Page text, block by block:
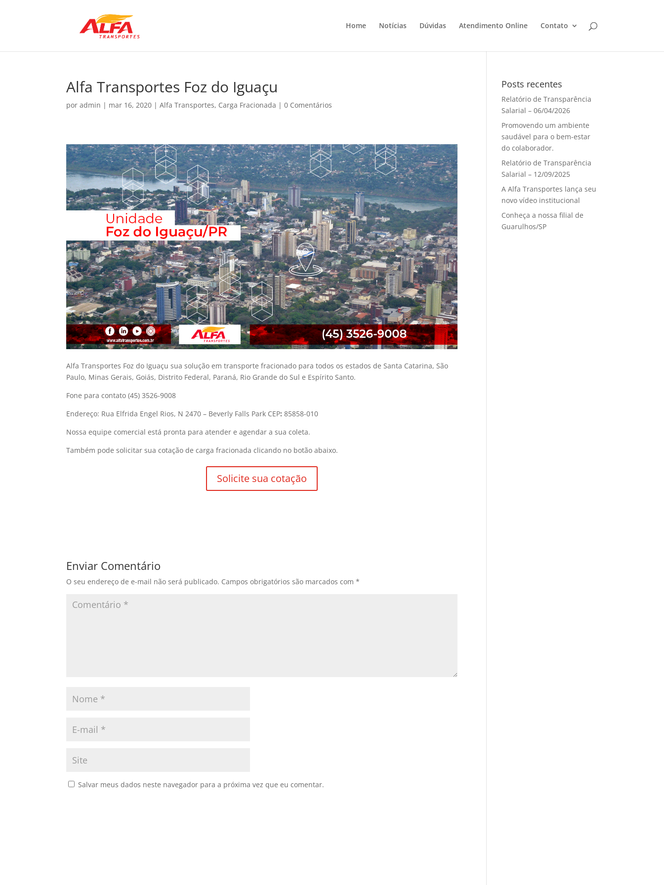
Home Notícias Dúvidas Atendimento Online Contato
Alfa Transportes Foz do Iguaçu
poradmin | mar 16, 2020 |Alfa Transportes, Carga Fracionada |0 Comentários
Alfa Transportes Foz do Iguaçu sua solução em transporte fracionado para todos os estados de Santa Catarina, São
Paulo, Minas Gerais, Goiás, Distrito Federal, Paraná, Rio Grande do Sul e Espírito Santo.
Fone para contato (45) 3526-9008
Endereço: Rua Elfrida Engel Rios, N 2470 – Beverly Falls Park CEP: 85858-010
Nossa equipe comercial está pronta para atender e agendar a sua coleta.
Também pode solicitar sua cotação de carga fracionada clicando no botão abaixo.
Solicite sua cotação
Enviar Comentário
O seu endereço de e-mail não será publicado. Campos obrigatórios são marcados com*
Salvar meus dados neste navegador para a próxima vez que eu comentar.
Posts recentes
Relatório de Transparência
Salarial – 06/04/2026
Promovendo um ambiente
saudável para o bem-estar
do colaborador.
Relatório de Transparência
Salarial – 12/09/2025
A Alfa Transportes lança seu
novo vídeo institucional
Conheça a nossa filial de
Guarulhos/SP